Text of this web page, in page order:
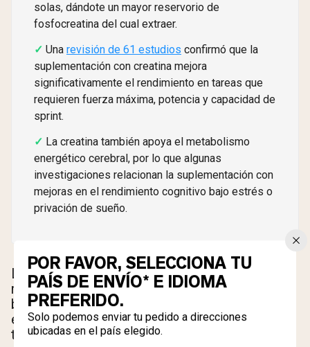
solas, dándote un mayor reservorio de
fosfocreatina del cual extraer.
Una revisión de 61 estudios confirmó que la
suplementación con creatina mejora
significativamente el rendimiento en tareas que
requieren fuerza máxima, potencia y capacidad de
sprint.
La creatina también apoya el metabolismo
energético cerebral, por lo que algunas
investigaciones relacionan la suplementación con
mejoras en el rendimiento cognitivo bajo estrés o
privación de sueño.
La suplementación simplemente carga tus
reservas de fosfocreatina más allá del nivel
basal dietético y endógeno. Por eso, los
efectos son más pronunciados durante
trabajos de alta intensidad y corta duración, y
POR FAVOR, SELECCIONA TU
PAÍS DE ENVÍO* E IDIOMA
PREFERIDO.
Solo podemos enviar tu pedido a direcciones
ubicadas en el país elegido.